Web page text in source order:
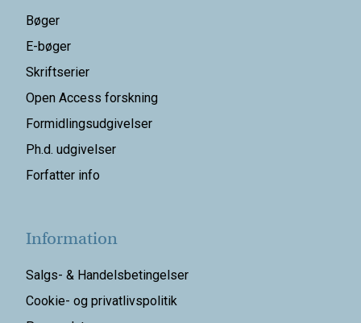
Bøger
E-bøger
Skriftserier
Open Access forskning
Formidlingsudgivelser
Ph.d. udgivelser
Forfatter info
Information
Salgs- & Handelsbetingelser
Cookie- og privatlivspolitik